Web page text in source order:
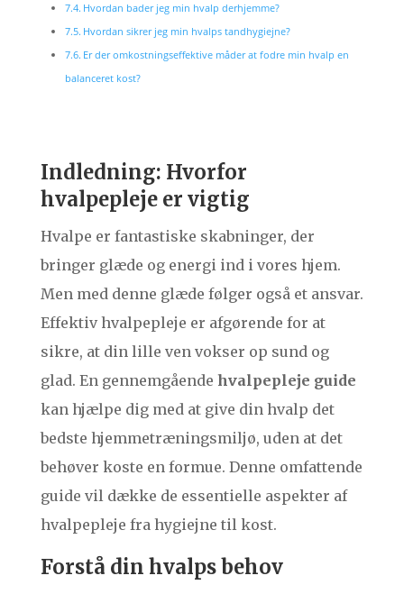
Hvordan bader jeg min hvalp derhjemme?
Hvordan sikrer jeg min hvalps tandhygiejne?
Er der omkostningseffektive måder at fodre min hvalp en
balanceret kost?
Indledning: Hvorfor
hvalpepleje er vigtig
Hvalpe er fantastiske skabninger, der
bringer glæde og energi ind i vores hjem.
Men med denne glæde følger også et ansvar.
Effektiv hvalpepleje er afgørende for at
sikre, at din lille ven vokser op sund og
glad. En gennemgående hvalpepleje guide
kan hjælpe dig med at give din hvalp det
bedste hjemmetræningsmiljø, uden at det
behøver koste en formue. Denne omfattende
guide vil dække de essentielle aspekter af
hvalpepleje fra hygiejne til kost.
Forstå din hvalps behov